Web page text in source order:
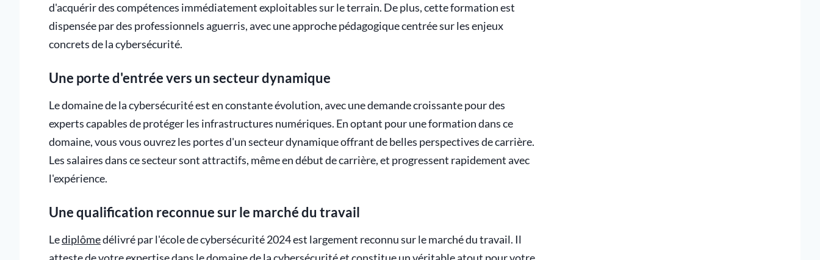
d'acquérir des compétences immédiatement exploitables sur le terrain. De plus, cette formation est
dispensée par des professionnels aguerris, avec une approche pédagogique centrée sur les enjeux
concrets de la cybersécurité.
Une porte d'entrée vers un secteur dynamique
Le domaine de la cybersécurité est en constante évolution, avec une demande croissante pour des
experts capables de protéger les infrastructures numériques. En optant pour une formation dans ce
domaine, vous vous ouvrez les portes d'un secteur dynamique offrant de belles perspectives de carrière.
Les salaires dans ce secteur sont attractifs, même en début de carrière, et progressent rapidement avec
l'expérience.
Une qualification reconnue sur le marché du travail
Lediplômedélivré par l'école de cybersécurité 2024 est largement reconnu sur le marché du travail. Il